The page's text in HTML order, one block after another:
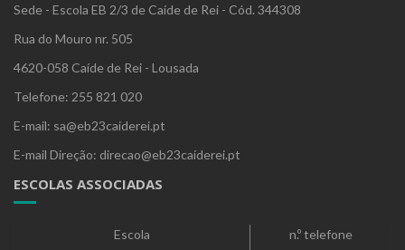
Sede - Escola EB 2/3 de Caíde de Rei - Cód. 344308
Rua do Mouro nr. 505
4620-058 Caíde de Rei - Lousada
Telefone: 255 821 020
E-mail: sa@eb23caiderei.pt
E-mail Direção: direcao@eb23caiderei.pt
ESCOLAS ASSOCIADAS
Escola n.º telefone